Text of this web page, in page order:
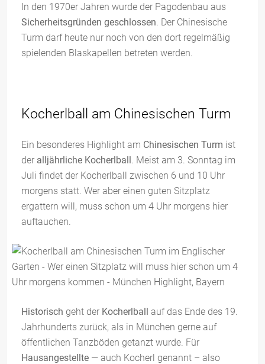
In den 1970er Jahren wurde der Pagodenbau aus
Sicherheitsgründen geschlossen. Der Chinesische
Turm darf heute nur noch von den dort regelmäßig
spielenden Blaskapellen betreten werden.
Kocherlball am Chinesischen Turm
Ein besonderes Highlight am Chinesischen Turm ist
der alljährliche Kocherlball. Meist am 3. Sonntag im
Juli findet der Kocherlball zwischen 6 und 10 Uhr
morgens statt. Wer aber einen guten Sitzplatz
ergattern will, muss schon um 4 Uhr morgens hier
auftauchen.
Historisch geht der Kocherlball auf das Ende des 19.
Jahrhunderts zurück, als in München gerne auf
öffentlichen Tanzböden getanzt wurde. Für
Hausangestellte — auch Kocherl genannt – also